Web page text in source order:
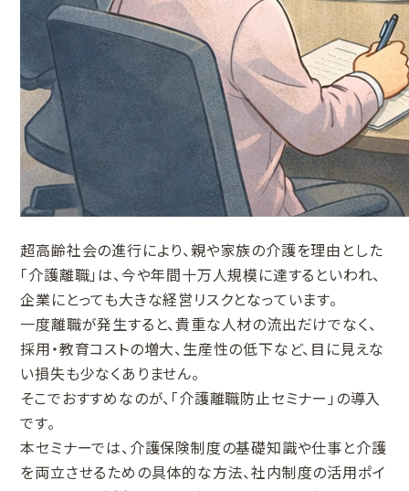
超高齢社会の進行により、親や家族の介護を理由とした
「介護離職」は、今や年間十万人規模に達するといわれ、
企業にとっても大きな経営リスクとなっています。
一度離職が発生すると、貴重な人材の流出だけでなく、
採用・教育コストの増大、生産性の低下など、目に見えな
い損失も少なくありません。
そこでおすすめなのが、「介護離職防止セミナー」の導入
です。
本セミナーでは、介護保険制度の基礎知識や仕事と介護
を両立させるための具体的な方法、社内制度の活用ポイ